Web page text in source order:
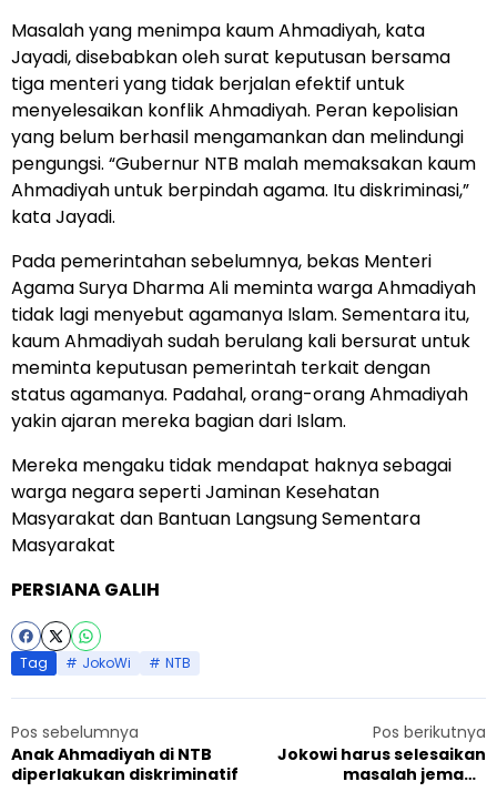
Masalah yang menimpa kaum Ahmadiyah, kata
Jayadi, disebabkan oleh surat keputusan bersama
tiga menteri yang tidak berjalan efektif untuk
menyelesaikan konflik Ahmadiyah. Peran kepolisian
yang belum berhasil mengamankan dan melindungi
pengungsi. “Gubernur NTB malah memaksakan kaum
Ahmadiyah untuk berpindah agama. Itu diskriminasi,”
kata Jayadi.
Pada pemerintahan sebelumnya, bekas Menteri
Agama Surya Dharma Ali meminta warga Ahmadiyah
tidak lagi menyebut agamanya Islam. Sementara itu,
kaum Ahmadiyah sudah berulang kali bersurat untuk
meminta keputusan pemerintah terkait dengan
status agamanya. Padahal, orang-orang Ahmadiyah
yakin ajaran mereka bagian dari Islam.
Mereka mengaku tidak mendapat haknya sebagai
warga negara seperti Jaminan Kesehatan
Masyarakat dan Bantuan Langsung Sementara
Masyarakat
PERSIANA GALIH
Tag JokoWi NTB
Pos sebelumnya
Anak Ahmadiyah di NTB
diperlakukan diskriminatif
Pos berikutnya
Jokowi harus selesaikan
masalah jemaah